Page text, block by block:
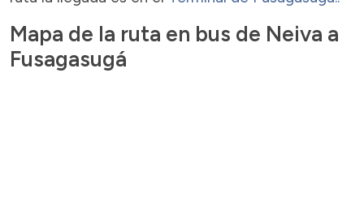
Mapa de la ruta en bus de Neiva a
Fusagasugá